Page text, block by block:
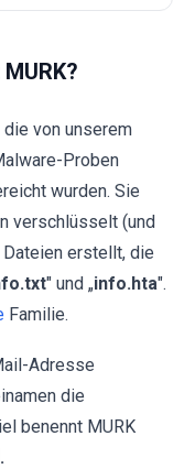
die von unserem
Proben
wurden. Sie
verschlüsselt (und
erstellt, die
" und „info.hta".
Familie.
Adresse
die
benennt MURK